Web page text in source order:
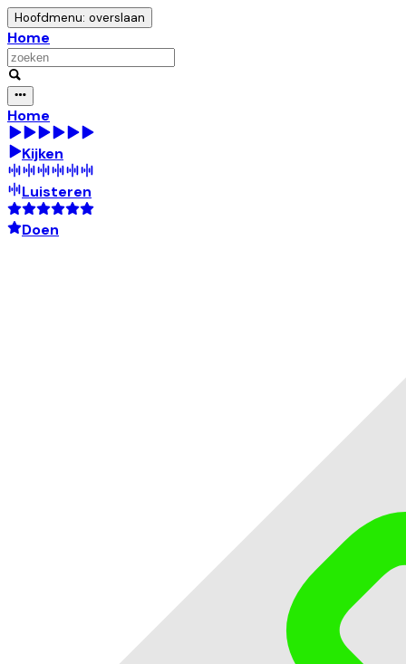
Hoofdmenu: overslaan
Home
Home
Kijken
Luisteren
Doen